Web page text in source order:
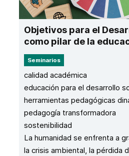
Objetivos para el
como pilar de la
Seminarios
calidad académica
educación para el desarrollo
herramientas pedagógicas
pedagogía transformadora
sostenibilidad
La humanidad se enfrenta a
la crisis ambiental, la pérdida